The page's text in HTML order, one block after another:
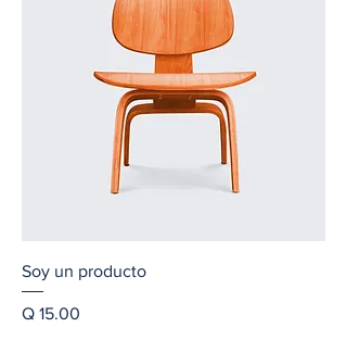
Soy un producto
Precio
Q 15.00